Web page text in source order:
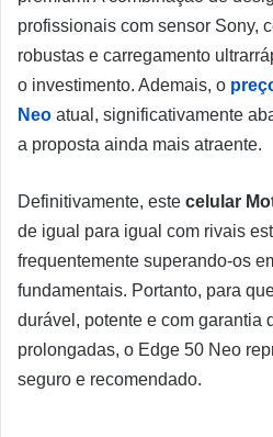
profissionais com sensor Sony,
robustas e carregamento
o investimento. Ademais, o
Neo atual, significativamente
a proposta ainda mais atraente.
Definitivamente, este celular
de igual para igual com rivais
frequentemente superando-os
fundamentais. Portanto, para
durável, potente e com garantia
prolongadas, o Edge 50 Neo
seguro e recomendado.